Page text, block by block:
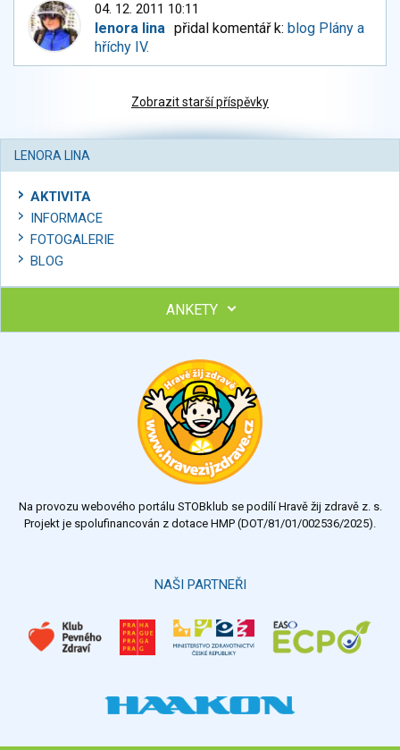
04. 12. 2011 10:11
lenora lina přidal komentář k: blog Plány a
hříchy IV.
Zobrazit starší příspěvky
LENORA LINA
AKTIVITA
INFORMACE
FOTOGALERIE
BLOG
ANKETY
Výsledky Všechny ankety
Na provozu webového portálu STOBklub se podílí Hravě žij zdravě z. s.
Projekt je spolufinancován z dotace HMP (DOT/81/01/002536/2025).
NAŠI PARTNEŘI